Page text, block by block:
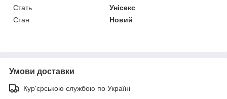
Стать
Унісекс
Стан
Новий
Умови доставки
Кур'єрською службою по Україні